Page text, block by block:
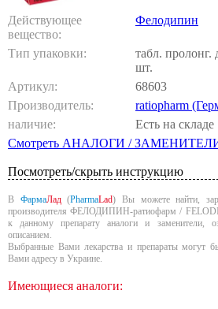
Действующее
вещество:
Фелодипин
Тип упаковки:
табл. пролонг.
шт.
Артикул:
68603
Производитель:
ratiopharm
наличие:
Есть на складе
Смотреть АНАЛОГИ /
Посмотреть/скрыть инструкцию
В ФармаЛад(PharmaLad) Вы можете найти,
производителя ФЕЛОДИПИН-ратиофарм /
к данному препарату аналоги и заменители,
описанием.
Выбранные Вами лекарства и препараты могут
Вами адресу в Украине.
Имеющиеся аналоги: